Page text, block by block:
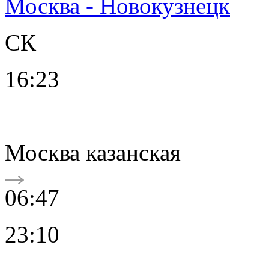
Москва - Новокузнецк
СК
16:23
Москва казанская
06:47
23:10